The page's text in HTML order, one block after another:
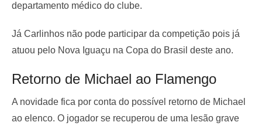
departamento médico do clube.
Já Carlinhos não pode participar da competição pois já
atuou pelo Nova Iguaçu na Copa do Brasil deste ano.
Retorno de Michael ao Flamengo
A novidade fica por conta do possível retorno de Michael
ao elenco. O jogador se recuperou de uma lesão grave